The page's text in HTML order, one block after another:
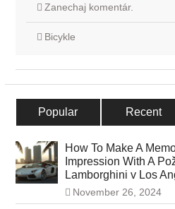
Zanechaj komentár.
Bicykle
Popular Recent
How To Make A
Impression With A
Lamborghini v Los
November 26, 2024